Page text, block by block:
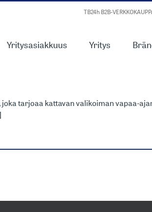
TB24h B2B-
Yritysasiakkuus Yritys
UUDET
tarjoaa kattavan valikoiman vapaa-